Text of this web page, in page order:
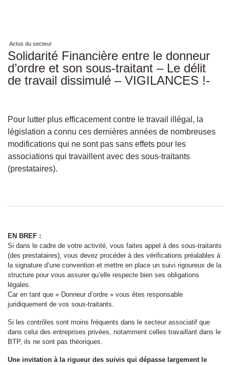
Actus du secteur
Solidarité Financière entre le donneur
d’ordre et son sous-traitant – Le délit
de travail dissimulé – VIGILANCES !-
Pour lutter plus efficacement contre le travail illégal, la
législation a connu ces dernières années de nombreuses
modifications qui ne sont pas sans effets pour les
associations qui travaillent avec des sous-traitants
(prestataires).
EN BREF :
Si dans le cadre de votre activité, vous faites appel à des sous-traitants
(des prestataires), vous devez procéder à des vérifications préalables à
la signature d’une convention et mettre en place un suivi rigoureux de la
structure pour vous assurer qu’elle respecte bien ses obligations
légales.
Car en tant que « Donneur d’ordre » vous êtes responsable
juridiquement de vos sous-traitants.
Si les contrôles sont moins fréquents dans le secteur associatif que
dans celui des entreprises privées, notamment celles travaillant dans le
BTP, ils ne sont pas théoriques.
Une invitation à la rigueur des suivis qui dépasse largement le